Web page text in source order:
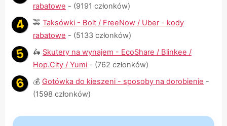
rabatowe - (9191 członków)
🚕 Taksówki - Bolt / FreeNow / Uber - kody
rabatowe - (5133 członków)
🛵 Skutery na wynajem - EcoShare / Blinkee /
Hop.City / Yumi - (762 członków)
💰 Gotówka do kieszeni - sposoby na dorobienie -
(1598 członków)